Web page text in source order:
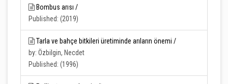
Bombus arısı /
Published: (2019)
Tarla ve bahçe bitkileri üretiminde arıların önemi /
by: Özbilgin, Necdet
Published: (1996)